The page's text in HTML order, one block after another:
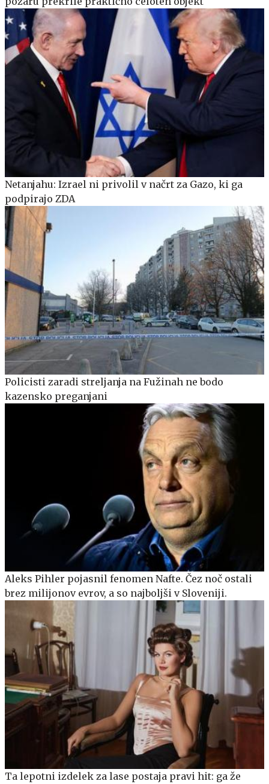
Netanjahu: Izrael ni privolil v načrt za Gazo, ki ga
podpirajo ZDA
Policisti zaradi streljanja na Fužinah ne bodo
kazensko preganjani
Aleks Pihler pojasnil fenomen Nafte. Čez noč ostali
brez milijonov evrov, a so najboljši v Sloveniji.
Ta lepotni izdelek za lase postaja pravi hit: ga že